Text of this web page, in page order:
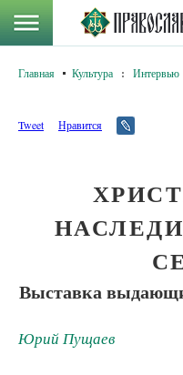
Главная Культура : Интервью
Tweet Нравится
Выставка
Юрий Пущаев